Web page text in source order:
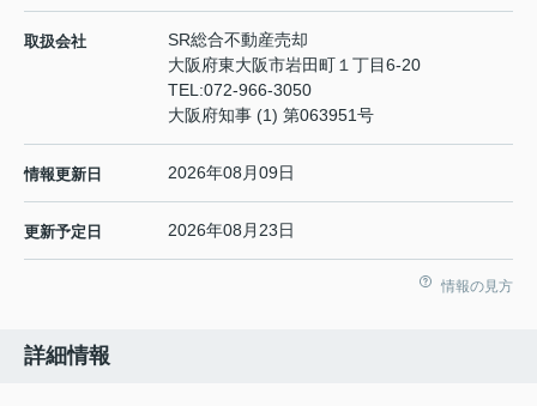
取扱会社
SR総合不動産売却
大阪府東大阪市岩田町１丁目6-20
TEL:072-966-3050
大阪府知事 (1) 第063951号
情報更新日 2026年08月09日
更新予定日 2026年08月23日
情報の見方
詳細情報